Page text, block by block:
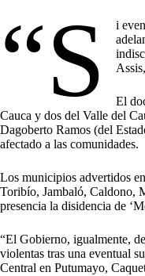
“S
i
El
Cauca y dos del Valle del
Dagoberto Ramos (del
afectado a las comunidades.
Los municipios advertidos
Toribío, Jambaló, Caldono,
presencia la disidencia de
“El Gobierno, igualmente,
violentas tras una eventual
Central en Putumayo,